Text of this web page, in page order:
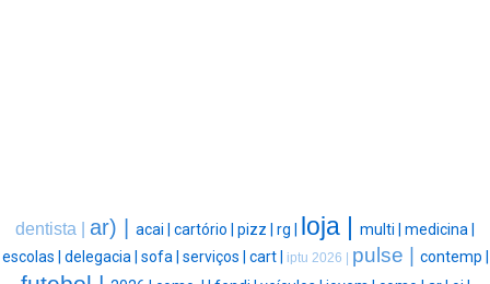
dentista | ar) | acai | cartório | pizz | rg | loja | multi | medicina |
escolas | delegacia | sofa | serviços | cart | iptu 2026 | pulse | contemp |